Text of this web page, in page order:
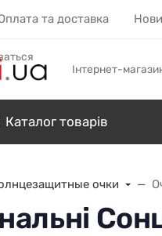
та доставка
Інтернет-
Каталог товарів
очки